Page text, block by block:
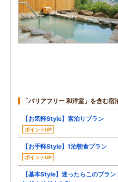
「バリアフリー 和洋室」を含む宿
【お気軽Style】素泊りプラン
ポイントUP
【お手軽Style】1泊朝食プラン
ポイントUP
【基本Style】迷ったらこのプラン